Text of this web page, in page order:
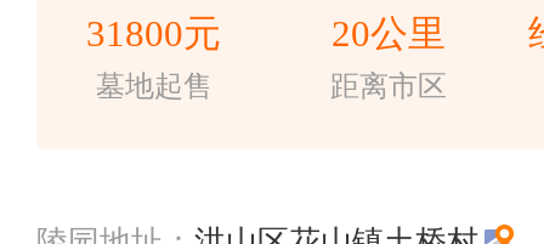
31800元
墓地起售
20公里
距离市区